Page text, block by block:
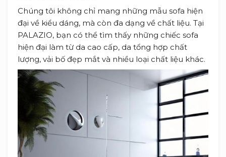
Chúng tôi không chỉ mang những mẫu sofa hiện
đại về kiểu dáng, mà còn đa dạng về chất liệu. Tại
PALAZIO, bạn có thể tìm thấy những chiếc sofa
hiện đại làm từ da cao cấp, da tổng hợp chất
lượng, vải bố đẹp mắt và nhiều loại chất liệu khác.